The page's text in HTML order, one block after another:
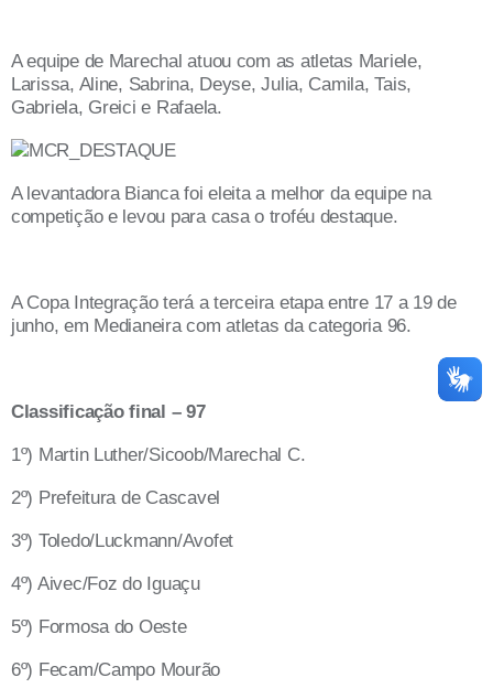
A equipe de Marechal atuou com as atletas Mariele,
Larissa, Aline, Sabrina, Deyse, Julia, Camila, Tais,
Gabriela, Greici e Rafaela.
A levantadora Bianca foi eleita a melhor da equipe na
competição e levou para casa o troféu destaque.
A Copa Integração terá a terceira etapa entre 17 a 19 de
junho, em Medianeira com atletas da categoria 96.
Classificação final – 97
1º) Martin Luther/Sicoob/Marechal C.
2º) Prefeitura de Cascavel
3º) Toledo/Luckmann/Avofet
4º) Aivec/Foz do Iguaçu
5º) Formosa do Oeste
6º) Fecam/Campo Mourão